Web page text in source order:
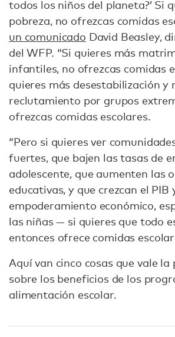
todos los niños del planeta?’ Si
pobreza, no ofrezcas comidas
un comunicado David Beasley,
del WFP. “Si quieres más
infantiles, no ofrezcas comidas
quieres más desestabilización y
reclutamiento por grupos
ofrezcas comidas escolares.
“Pero si quieres ver
fuertes, que bajen las tasas de
adolescente, que aumenten las
educativas, y que crezcan el PIB
empoderamiento económico,
las niñas — si quieres que todo
entonces ofrece comidas
Aquí van cinco cosas que vale la
sobre los beneficios de los
alimentación escolar.